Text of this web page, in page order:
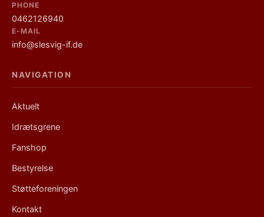
PHONE
0462126940
E-MAIL
info@slesvig-if.de
NAVIGATION
Links
Aktuelt
Idrætsgrene
Fanshop
Bestyrelse
Støtteforeningen
Kontakt